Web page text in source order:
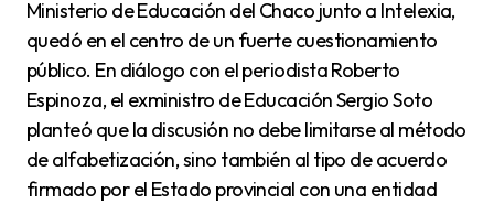
Ministerio de Educación del Chaco junto a Intelexia,
quedó en el centro de un fuerte cuestionamiento
público. En diálogo con el periodista Roberto
Espinoza, el exministro de Educación Sergio Soto
planteó que la discusión no debe limitarse al método
de alfabetización, sino también al tipo de acuerdo
firmado por el Estado provincial con una entidad